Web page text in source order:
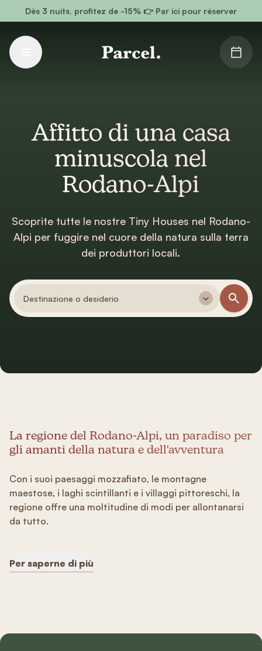
Vai al contenuto principale
Dès 3 nuits, profitez de -15% 👉 Par ici pour réserver
Affitto di una casa
minuscola nel
Rodano-Alpi
Scoprite tutte le nostre Tiny Houses nel Rodano-
Alpi per fuggire nel cuore della natura sulla terra
dei produttori locali.
Destinazione o desiderio
La regione del Rodano-Alpi, un paradiso per
gli amanti della natura e dell'avventura
Con i suoi paesaggi mozzafiato, le montagne
maestose, i laghi scintillanti e i villaggi pittoreschi, la
regione offre una moltitudine di modi per allontanarsi
da tutto.
Per saperne di più